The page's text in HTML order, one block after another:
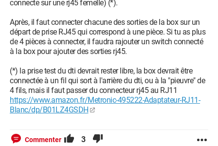
connecte sur une rj45 femelle) (*).
Après, il faut connecter chacune des sorties de la box sur un
départ de prise RJ45 qui correspond à une pièce. Si tu as plus
de 4 pièces à connecter, il faudra rajouter un switch connecté
à la box pour ajouter des sorties rj45.
(*) la prise test du dti devrait rester libre, la box devrait être
connectée à un fil qui sort à l'arrière du dti, ou à la "pieuvre" de
4 fils, mais il faut passer du connecteur rj45 au RJ11
https://www.amazon.fr/Metronic-495222-Adaptateur-RJ11-
Blanc/dp/B01LZ4GSDH
Commenter 3